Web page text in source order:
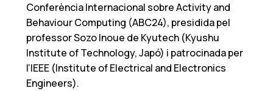
Conferència Internacional sobre Activity and
Behaviour Computing (ABC24), presidida pel
professor Sozo Inoue de Kyutech (Kyushu
Institute of Technology, Japó) i patrocinada per
l’IEEE (Institute of Electrical and Electronics
Engineers).